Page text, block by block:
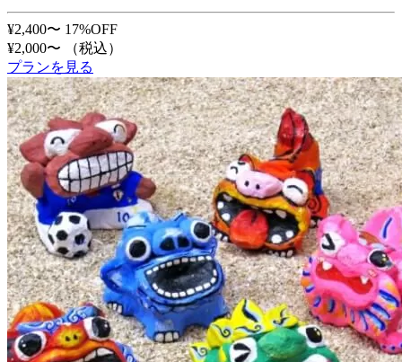
¥2,400〜 17%OFF
¥2,000〜
（税込）
プランを見る